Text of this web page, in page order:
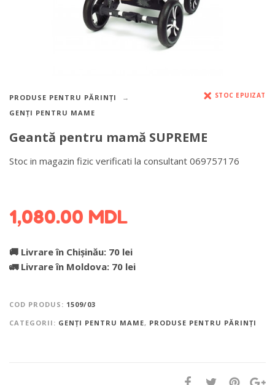
PRODUSE PENTRU PĂRINȚI
GENȚI PENTRU MAME
STOC EPUIZAT
Geantă pentru mamă SUPREME
Stoc in magazin fizic verificati la consultant 069757176
1,080.00 MDL
🚚 Livrare în Chișinău: 70 lei
🚛 Livrare în Moldova: 70 lei
COD PRODUS: 1509/03
CATEGORII: GENȚI PENTRU MAME, PRODUSE PENTRU PĂRINȚI